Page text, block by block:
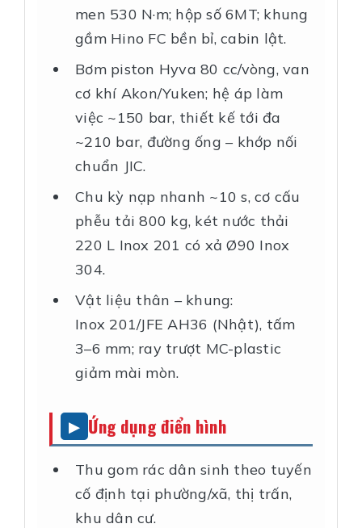
men 530 N·m; hộp số 6MT; khung
gầm Hino FC bền bỉ, cabin lật.
Bơm piston Hyva 80 cc/vòng, van
cơ khí Akon/Yuken; hệ áp làm
việc ~150 bar, thiết kế tới đa
~210 bar, đường ống – khớp nối
chuẩn JIC.
Chu kỳ nạp nhanh ~10 s, cơ cấu
phễu tải 800 kg, két nước thải
220 L Inox 201 có xả Ø90 Inox
304.
Vật liệu thân – khung:
Inox 201/JFE AH36 (Nhật), tấm
3–6 mm; ray trượt MC-plastic
giảm mài mòn.
Ứng dụng điển hình
Thu gom rác dân sinh theo tuyến
cố định tại phường/xã, thị trấn,
khu dân cư.